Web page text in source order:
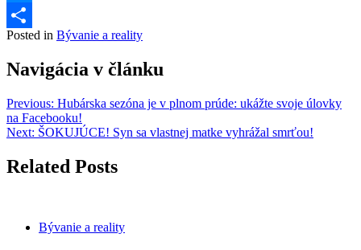
Messenger
Share
Posted in Bývanie a reality
Navigácia v článku
Previous: Hubárska sezóna je v plnom prúde: ukážte svoje úlovky
na Facebooku!
Next: ŠOKUJÚCE! Syn sa vlastnej matke vyhrážal smrťou!
Related Posts
Bývanie a reality